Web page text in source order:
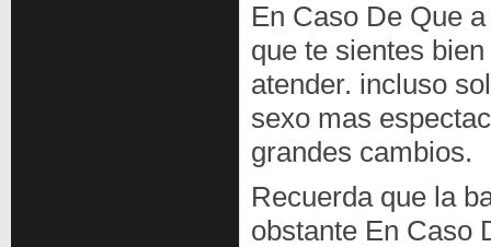
En Caso De Que
que te sientes
atender. incluso
sexo mas
grandes cambios.
Recuerda que la
obstante En Caso